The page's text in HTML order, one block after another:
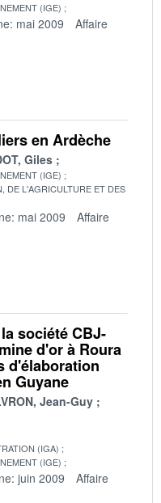
(IGE)
mai 2009
Affaire
en Ardèche
Giles
(IGE)
DE L'AGRICULTURE ET DES
mai 2009
Affaire
société CBJ-
d'or à Roura
d'élaboration
Guyane
Jean-Guy
(IGA)
(IGE)
juin 2009
Affaire